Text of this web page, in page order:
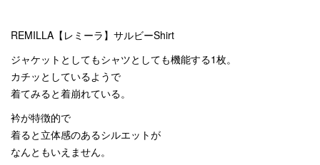
REMILLA【レミーラ】サルビーShirt
ジャケットとしてもシャツとしても機能する1枚。
カチッとしているようで
着てみると着崩れている。
衿が特徴的で
着ると立体感のあるシルエットが
なんともいえません。